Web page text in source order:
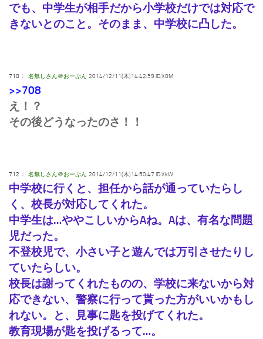
でも、中学生が相手だから小学校だけでは対応で
きないとのこと。そのまま、中学校に凸した。
710 ： 名無しさん＠おーぷん 2014/12/11(木)14:42:59 ID:X0M
>>708
え！？
その後どうなったのさ！！
712 ： 名無しさん＠おーぷん 2014/12/11(木)14:50:47 ID:XkW
中学校に行くと、担任から話が通っていたらし
く、校長が対応してくれた。
中学生は…ややこしいからAね。Aは、有名な問題
児だった。
不登校児で、小さい子と遊んでは万引させたりし
ていたらしい。
校長は謝ってくれたものの、学校に来ないから対
応できない、警察に行って貰った方がいいかもし
れない。と、見事に匙を投げてくれた。
教育現場が匙を投げるって…。